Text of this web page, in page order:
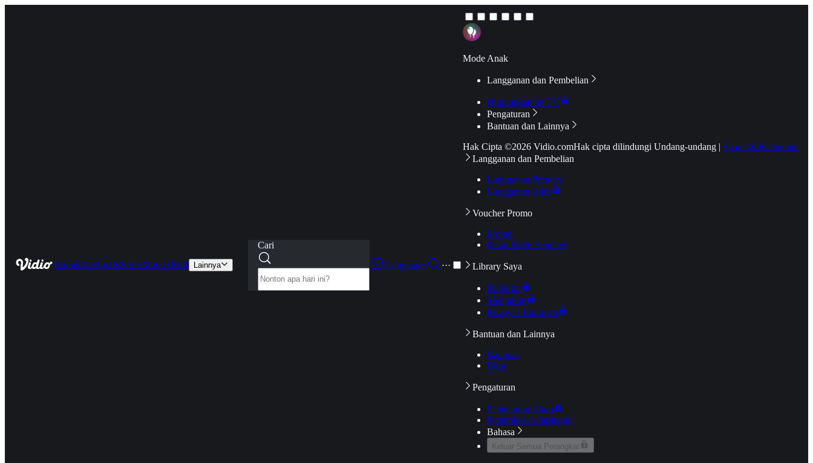
HomeLiveSportsSeriesMoviesKids Lainnya
Cari
Langganan
···
Mode Anak
Langganan dan Pembelian
Hubungkan ke TV
Pengaturan
Bantuan dan Lainnya
Hak Cipta ©2026 Vidio.comHak cipta dilindungi Undang-undang | Syarat & Ketentuan
Langganan dan Pembelian
Langganan Premier
Langganan Aktif
Voucher Promo
Promo
Pakai Kode Voucher
Library Saya
Daftarku
Mengikuti
Riwayat Tontonan
Bantuan dan Lainnya
Bantuan
Blog
Pengaturan
Pengaturan Akun
Pemeriksaan Jaringan
Bahasa
Keluar Semua Perangkat